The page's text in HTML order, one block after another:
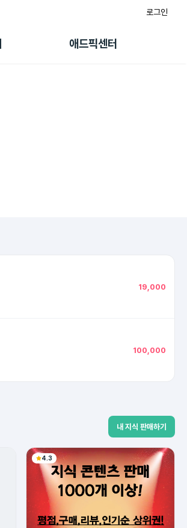
로그인
애드픽센터
멤버십 센터
19,000
100,000
내 지식 판매하기
4.3